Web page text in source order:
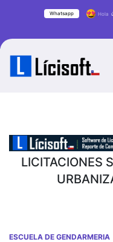
Whatsapp Hola
LICITACIONES
ESCUELA DE GENDARMERIA